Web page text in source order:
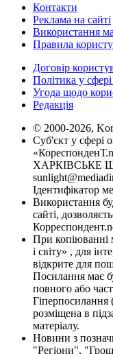
Контакти
Реклама на сайті
Використання
Правила
Договір
Політика у
Угода щодо
Редакція
© 2000-2026,
Суб'єкт у сфері
ХАРКІВСЬКЕ
Ідентифікатор
Використання
сайті,
При копіюванні
і світу» , для
відкрите для
Посилання має
повного або
Гіперпосилання
розміщена в
матеріалу.
Новини з
"Регіони",